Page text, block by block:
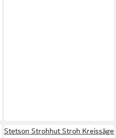
Stetson Strohhut Stroh Kreissäge